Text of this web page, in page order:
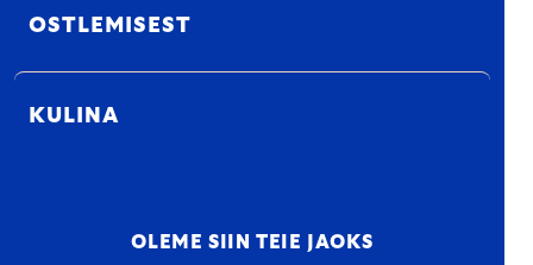
OSTLEMISEST
KULINA
OLEME SIIN TEIE JAOKS